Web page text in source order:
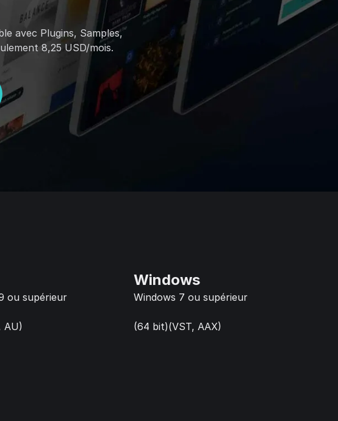
avec Plugins, Samples,
8,25 USD/mois.
ou supérieur
AU)
Windows
Windows 7 ou supérieur
(64 bit)(VST, AAX)